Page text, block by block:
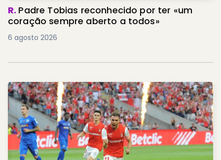
R. Padre Tobias reconhecido por ter «um
coração sempre aberto a todos»
6 agosto 2026